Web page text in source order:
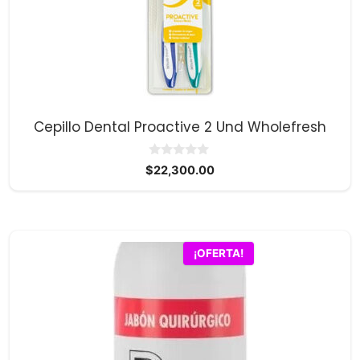
Cepillo Dental Proactive 2 Und Wholefresh
0
d
$22,300.00
¡OFERTA!